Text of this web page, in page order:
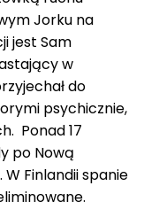
Jorku na
jest Sam
w
do
psychicznie,
Ponad 17
po Nową
Finlandii spanie